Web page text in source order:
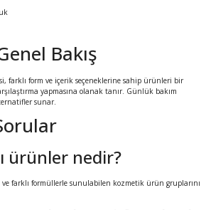
Bakış
farklı form ve içerik seçeneklerine sahip ürünleri bir
yapmasına olanak tanır. Günlük bakım
sunar.
ürünler nedir?
farklı formüllerle sunulabilen kozmetik ürün gruplarını